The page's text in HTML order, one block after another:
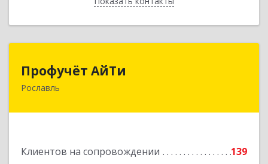
Профучёт АйТи
Рославль
Клиентов на сопровождении
139
216500, Смоленская обл, Рославльский р-н,